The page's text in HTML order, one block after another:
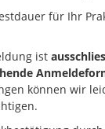
für Ihr
ist
können wir